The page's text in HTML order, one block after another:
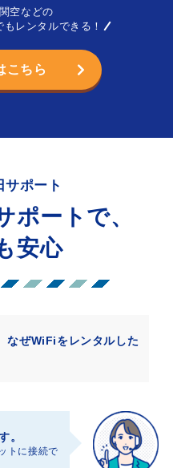
空などの
レンタルできる！
こちら
サポート
ポートで、
安心
なぜWiFiをレンタルした
。
トに接続で